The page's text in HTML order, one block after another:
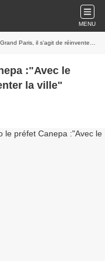
MENU
Paris, il s'agit de réinventer la ville"
:"Avec le
la ville"